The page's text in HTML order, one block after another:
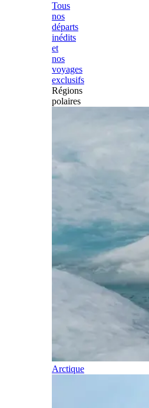
Tous
nos
départs
inédits
et
nos
voyages
exclusifs
Régions
polaires
Arctique